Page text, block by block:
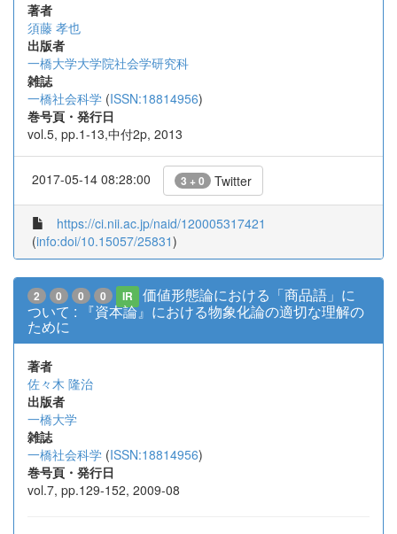
著者
須藤 孝也
出版者
一橋大学大学院社会学研究科
雑誌
一橋社会科学 (ISSN:18814956)
巻号頁・発行日
vol.5, pp.1-13,中付2p, 2013
2017-05-14 08:28:00 3 + 0 Twitter
https://ci.nii.ac.jp/naid/120005317421
(info:doi/10.15057/25831)
2 0 0 0 IR
価値形態論における「商品語」に
ついて : 『資本論』における物象化論の適切な理解の
ために
著者
佐々木 隆治
出版者
一橋大学
雑誌
一橋社会科学 (ISSN:18814956)
巻号頁・発行日
vol.7, pp.129-152, 2009-08